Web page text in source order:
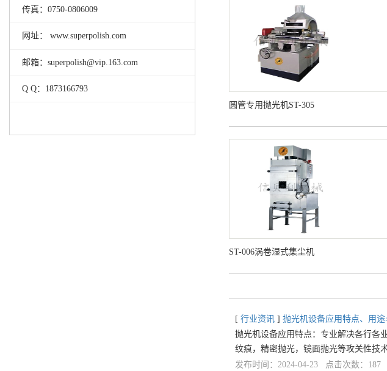
传真：0750-0806009
网址： www.superpolish.com
邮箱：superpolish@vip.163.com
Q Q：1873166793
圆管专用抛光机ST-305
ST-006涡卷湿式集尘机
[ 行业资讯 ] 抛光机设备应用特点、用途
抛光机设备应用特点：专业解决各行各
纹痕，精密抛光，镜面抛光等攻关性技
发布时间：2024-04-23 点击次数：187